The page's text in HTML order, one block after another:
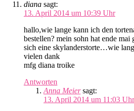
diana sagt:
13. April 2014 um 10:39 Uhr
hallo,wie lange kann ich den
bestellen? mein sohn hat ende mai
sich eine skylanderstorte…wie
vielen dank
mfg diana troike
Antworten
Anna Meier sagt:
13. April 2014 um 11:03 Uhr